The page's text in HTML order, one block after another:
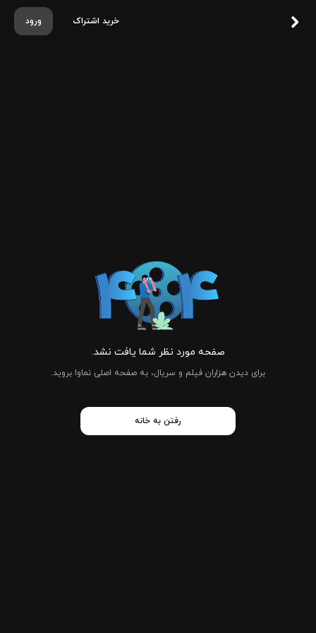
ورود خرید اشتراک
صفحه مورد نظر شما یافت نشد.
برای دیدن هزاران فیلم و سریال، به صفحه اصلی نماوا بروید.
رفتن به خانه